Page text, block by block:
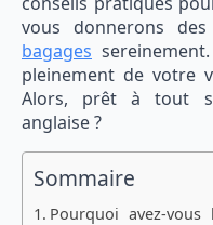
vous donnerons des
bagages
pleinement de votre
Alors, prêt à tout
anglaise ?
Sommaire
Pourquoi avez-